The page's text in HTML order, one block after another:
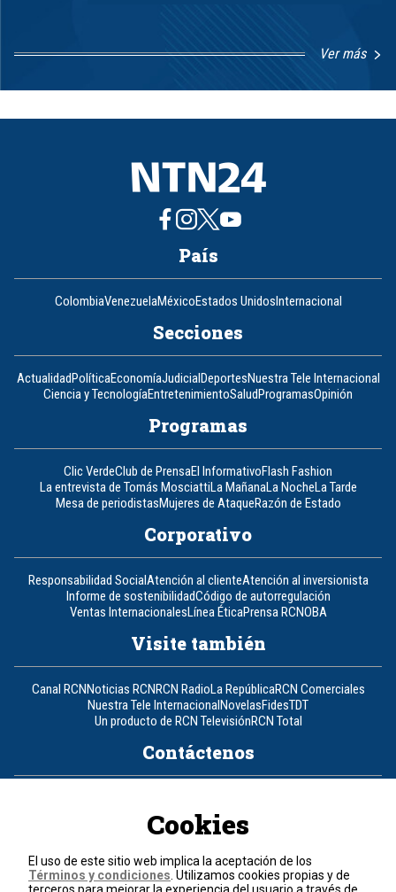
Ver más
1
8
País
ColombiaVenezuelaMéxicoEstados UnidosInternacional
Secciones
ActualidadPolíticaEconomíaJudicialDeportesNuestra Tele Internacional
Ciencia y TecnologíaEntretenimientoSaludProgramasOpinión
Programas
Clic VerdeClub de PrensaEl InformativoFlash Fashion
La entrevista de Tomás MosciattiLa MañanaLa NocheLa Tarde
Mesa de periodistasMujeres de AtaqueRazón de Estado
Corporativo
Responsabilidad SocialAtención al clienteAtención al inversionista
Informe de sostenibilidadCódigo de autorregulación
Ventas InternacionalesLínea ÉticaPrensa RCNOBA
Visite también
Canal RCNNoticias RCNRCN RadioLa RepúblicaRCN Comerciales
Nuestra Tele InternacionalNovelasFidesTDT
Un producto de RCN TelevisiónRCN Total
Contáctenos
Política de cookies
Términos y condiciones
Cookies
El uso de este sitio web implica la aceptación de los
Términos y condiciones . Utilizamos cookies propias y de